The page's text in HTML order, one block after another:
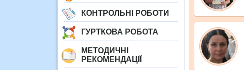
КОНТРОЛЬНІ РОБОТИ
ГУРТКОВА РОБОТА
МЕТОДИЧНІ
РЕКОМЕНДАЦІЇ